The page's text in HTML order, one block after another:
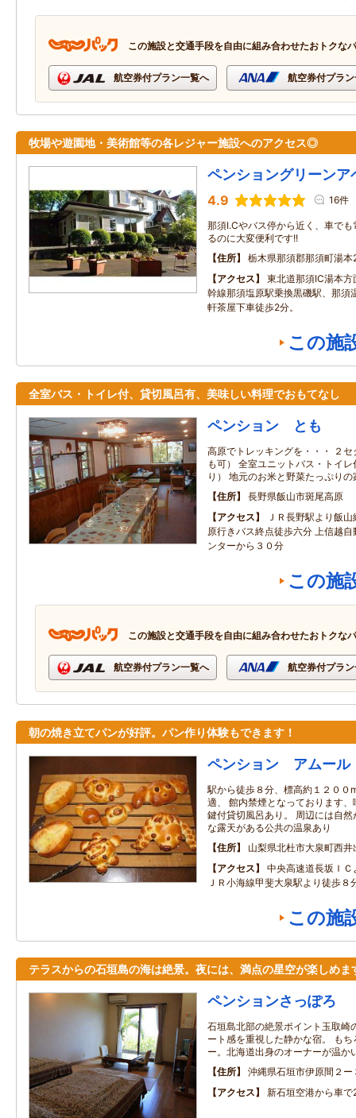
この施設と交通手段を自由に組み合わせたおトクな
航空券付プラン一覧へ 航空券付プラ
牧場や遊園地・美術館等の各レジャー施設へのアクセス◎
ペンショングリーンア
4.9 16件
那須I.Cやバス停から近く、車で
るのに大変便利です!!
住所
栃木県那須郡那須町湯
アクセス
東北道那須IC湯本
幹線那須塩原駅乗換黒磯駅、那須
軒茶屋下車徒歩2分。
この施
全室バス・トイレ付、貸切風呂有、美味しい料理でおもてなし
ペンション とも
高原でトレッキングを・・・ ２
も可） 全室ユニットバス・トイ
り） 地元のお米と野菜たっぷりの
住所
長野県飯山市斑尾高原
アクセス
ＪＲ長野駅より飯
原行きバス終点徒歩六分 上信越
ンターから３０分
この施
この施設と交通手段を自由に組み合わせたおトクな
航空券付プラン一覧へ 航空券付プラ
朝の焼き立てパンが好評。パン作り体験もできます！
ペンション アムール
駅から徒歩８分、標高約１２００
適、 館内禁煙となっております
鍵付貸切風呂あり。 周辺には自
な露天がある公共の温泉あり
住所
山梨県北杜市大泉町西
アクセス
中央高速道長坂Ｉ
ＪＲ小海線甲斐大泉駅より徒歩８
この施
テラスからの石垣島の海は絶景。夜には、満点の星空が楽しめ
ペンションさっぽろ
石垣島北部の絶景ポイント玉取崎
ート感を重視した静かな宿。 も
ー。北海道出身のオーナーが温か
住所
沖縄県石垣市伊原間２ー
アクセス
新石垣空港から車で